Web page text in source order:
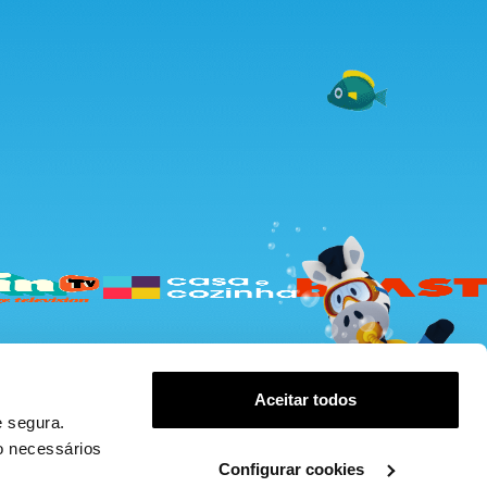
segura.
necessários
Aceitar todos
Configurar cookies
Configurar Cookies